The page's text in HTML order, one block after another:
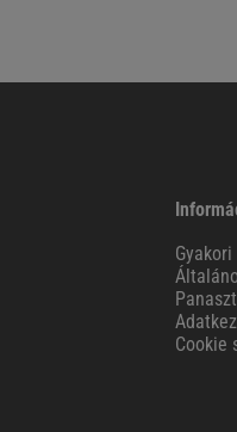
Cookie